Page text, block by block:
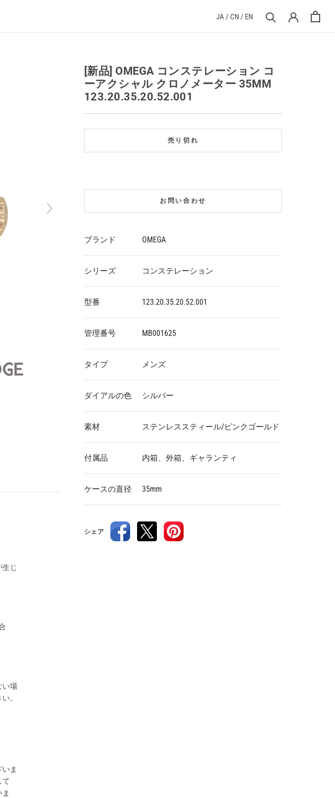
JA/ CN/ EN
[新品] OMEGA コンステレーション コ
ーアクシャル クロノメーター 35MM
123.20.35.20.52.001
売り切れ
お問い合わせ
ブランド OMEGA
シリーズ コンステレーション
型番 123.20.35.20.52.001
管理番号 MB001625
タイプ メンズ
ダイアルの色 シルバー
素材 ステンレススティール/ピンクゴールド
付属品 内箱、外箱、ギャランティ
ケースの直径 35mm
シェア
じ
い場
。
ま
て